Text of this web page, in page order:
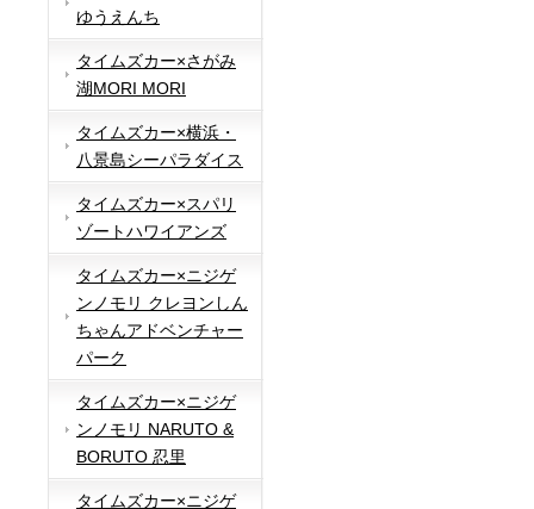
ゆうえんち
タイムズカー×さがみ
湖MORI MORI
タイムズカー×横浜・
八景島シーパラダイス
タイムズカー×スパリ
ゾートハワイアンズ
タイムズカー×ニジゲ
ンノモリ クレヨンしん
ちゃんアドベンチャー
パーク
タイムズカー×ニジゲ
ンノモリ NARUTO &
BORUTO 忍里
タイムズカー×ニジゲ